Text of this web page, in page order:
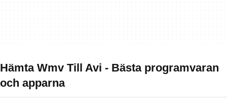
Hämta Wmv Till Avi - Bästa programvaran
och apparna